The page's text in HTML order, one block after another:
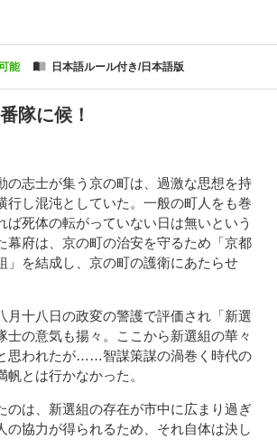
能 日本語ルール付き/日本語版
隊に候！
の志士が集う京の町は、過激な思想を持
行し混沌としていた。一般の町人をも巻
ば死体の転がっていない日は無いという
幕府は、京の町の治安を守るため「京都
」を結成し、京の町の護衛にあたらせ
月十八日の政変の警護で評価され「新選
士の意気も揚々。ここから新選組の華々
思われたが……智謀策謀の渦巻く時代の
とは行かなかった。
のは、新選組の存在が市中に広まり過ぎ
の協力が得られるため、それ自体は決し